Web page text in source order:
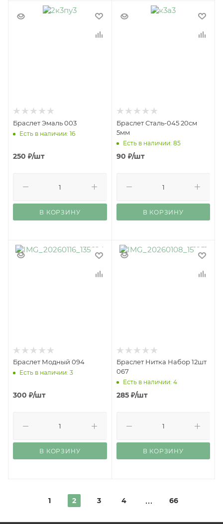
Браслет Эмаль 003
Есть в наличии: 16
250 ₽/шт
В КОРЗИНУ
Браслет Сталь-045 20см
5мм
Есть в наличии: 85
90 ₽/шт
В КОРЗИНУ
Браслет Модный 094
Есть в наличии: 3
300 ₽/шт
В КОРЗИНУ
Браслет Нитка Набор 12шт
067
Есть в наличии: 4
285₽/шт
В КОРЗИНУ
1 2 3 4 66